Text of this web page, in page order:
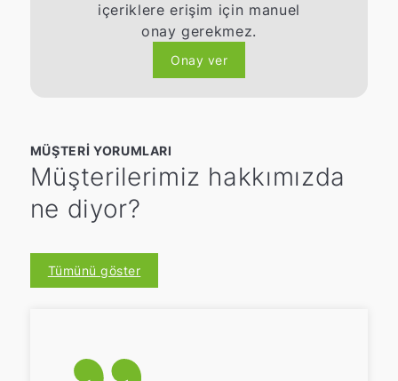
içeriklere erişim için manuel
onay gerekmez.
Onay ver
MÜŞTERI YORUMLARI
Müşterilerimiz hakkımızda
ne diyor?
Tümünü göster